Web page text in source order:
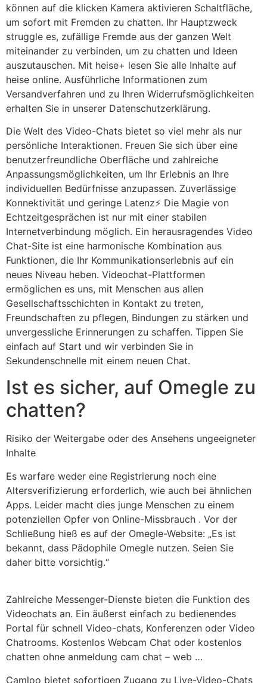
können auf die klicken Kamera aktivieren Schaltfläche,
um sofort mit Fremden zu chatten. Ihr Hauptzweck
struggle es, zufällige Fremde aus der ganzen Welt
miteinander zu verbinden, um zu chatten und Ideen
auszutauschen. Mit heise+ lesen Sie alle Inhalte auf
heise online. Ausführliche Informationen zum
Versandverfahren und zu Ihren Widerrufsmöglichkeiten
erhalten Sie in unserer Datenschutzerklärung.
Die Welt des Video-Chats bietet so viel mehr als nur
persönliche Interaktionen. Freuen Sie sich über eine
benutzerfreundliche Oberfläche und zahlreiche
Anpassungsmöglichkeiten, um Ihr Erlebnis an Ihre
individuellen Bedürfnisse anzupassen. Zuverlässige
Konnektivität und geringe Latenz⚡ Die Magie von
Echtzeitgesprächen ist nur mit einer stabilen
Internetverbindung möglich. Ein herausragendes Video
Chat-Site ist eine harmonische Kombination aus
Funktionen, die Ihr Kommunikationserlebnis auf ein
neues Niveau heben. Videochat-Plattformen
ermöglichen es uns, mit Menschen aus allen
Gesellschaftsschichten in Kontakt zu treten,
Freundschaften zu pflegen, Bindungen zu stärken und
unvergessliche Erinnerungen zu schaffen. Tippen Sie
einfach auf Start und wir verbinden Sie in
Sekundenschnelle mit einem neuen Chat.
Ist es sicher, auf Omegle zu
chatten?
Risiko der Weitergabe oder des Ansehens ungeeigneter
Inhalte
Es warfare weder eine Registrierung noch eine
Altersverifizierung erforderlich, wie auch bei ähnlichen
Apps. Leider macht dies junge Menschen zu einem
potenziellen Opfer von Online-Missbrauch . Vor der
Schließung hieß es auf der Omegle-Website: „Es ist
bekannt, dass Pädophile Omegle nutzen. Seien Sie
daher bitte vorsichtig.“
Zahlreiche Messenger-Dienste bieten die Funktion des
Videochats an. Ein äußerst einfach zu bedienendes
Portal für schnell Video-chats, Konferenzen oder Video
Chatrooms. Kostenlos Webcam Chat oder kostenlos
chatten ohne anmeldung cam chat – web …
Camloo bietet sofortigen Zugang zu Live-Video-Chats